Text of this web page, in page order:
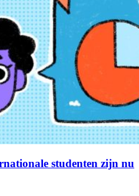
studenten zijn nu